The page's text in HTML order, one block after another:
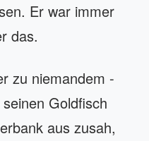
Er war immer
das.
zu niemandem -
Goldfisch
aus zusah,